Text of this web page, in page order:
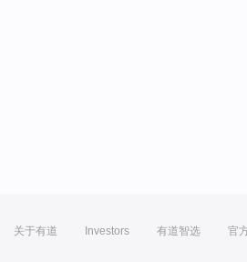
关于有道 Investors 有道智选 官